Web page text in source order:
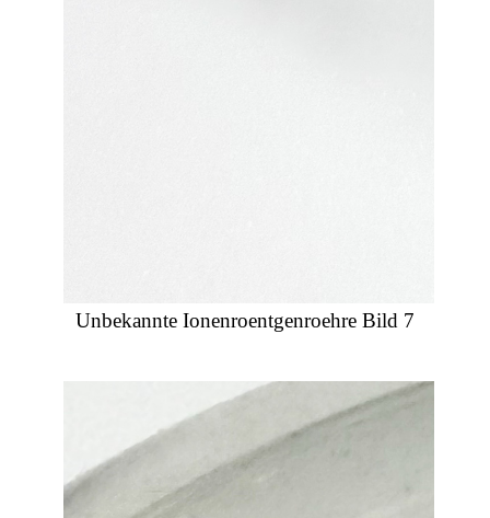
Unbekannte Ionenroentgenroehre Bild 7